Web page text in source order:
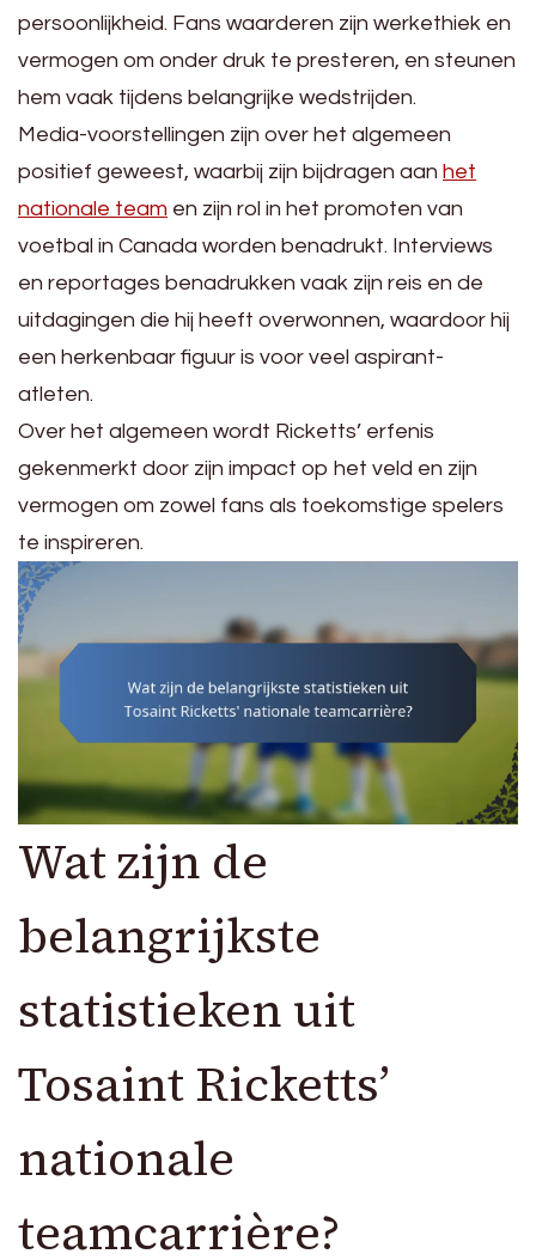
persoonlijkheid. Fans waarderen zijn werkethiek en
vermogen om onder druk te presteren, en steunen
hem vaak tijdens belangrijke wedstrijden.
Media-voorstellingen zijn over het algemeen
positief geweest, waarbij zijn bijdragen aan het
nationale team en zijn rol in het promoten van
voetbal in Canada worden benadrukt. Interviews
en reportages benadrukken vaak zijn reis en de
uitdagingen die hij heeft overwonnen, waardoor hij
een herkenbaar figuur is voor veel aspirant-
atleten.
Over het algemeen wordt Ricketts’ erfenis
gekenmerkt door zijn impact op het veld en zijn
vermogen om zowel fans als toekomstige spelers
te inspireren.
Wat zijn de
belangrijkste
statistieken uit
Tosaint Ricketts’
nationale
teamcarrière?